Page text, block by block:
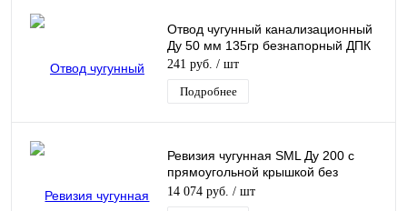
Отвод чугунный канализационный
Ду 50 мм 135гр безнапорный ДПК
241 руб. / шт
Подробнее
Ревизия чугунная SML Ду 200 с
прямоугольной крышкой без
раструба
14 074 руб. / шт